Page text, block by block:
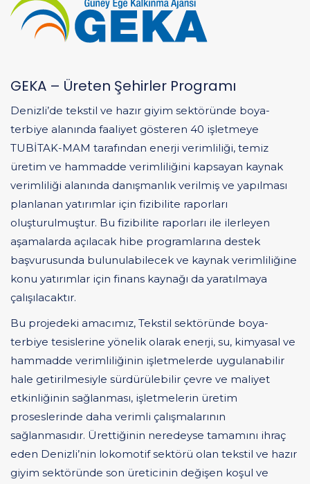
GEKA – Üreten Şehirler Programı
Denizli’de tekstil ve hazır giyim sektöründe boya-
terbiye alanında faaliyet gösteren 40 işletmeye
TUBİTAK-MAM tarafından enerji verimliliği, temiz
üretim ve hammadde verimliliğini kapsayan kaynak
verimliliği alanında danışmanlık verilmiş ve yapılması
planlanan yatırımlar için fizibilite raporları
oluşturulmuştur. Bu fizibilite raporları ile ilerleyen
aşamalarda açılacak hibe programlarına destek
başvurusunda bulunulabilecek ve kaynak verimliliğine
konu yatırımlar için finans kaynağı da yaratılmaya
çalışılacaktır.
Bu projedeki amacımız, Tekstil sektöründe boya-
terbiye tesislerine yönelik olarak enerji, su, kimyasal ve
hammadde verimliliğinin işletmelerde uygulanabilir
hale getirilmesiyle sürdürülebilir çevre ve maliyet
etkinliğinin sağlanması, işletmelerin üretim
proseslerinde daha verimli çalışmalarının
sağlanmasıdır. Ürettiğinin neredeyse tamamını ihraç
eden Denizli’nin lokomotif sektörü olan tekstil ve hazır
giyim sektöründe son üreticinin değişen koşul ve